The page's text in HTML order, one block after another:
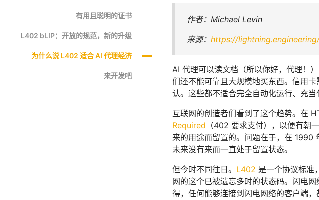
有用且聪明的证书
L402 bLIP：开放的规范，新的升级
为什么说 L402 适合 AI 代理经济
来开发吧
作者：Michael Levin
来源： https://
AI 代理可以读文档（所以你好，代理！
们还不能可靠且大规模地买东西。信用
认。这些都不适合完全自动化运行、充当
互联网的创造者们看到了这个趋势。在
Required （402 要求支付），以便有朝
来的用途而留置的。问题在于，在 1990
未来没有来而一直处于留置状态。
但今时不同往日。 L402 是一个协议标准
网的这个已被遗忘多时的状态码。闪电
得，任何能够连接到闪电网络的客户端